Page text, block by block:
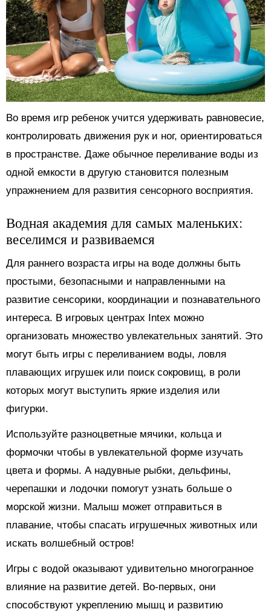
Во время игр ребенок учится удерживать равновесие,
контролировать движения рук и ног, ориентироваться
в пространстве. Даже обычное переливание воды из
одной емкости в другую становится полезным
упражнением для развития сенсорного восприятия.
Водная академия для самых маленьких:
веселимся и развиваемся
Для раннего возраста игры на воде должны быть
простыми, безопасными и направленными на
развитие сенсорики, координации и познавательного
интереса. В игровых центрах Intex можно
организовать множество увлекательных занятий. Это
могут быть игры с переливанием воды, ловля
плавающих игрушек или поиск сокровищ, в роли
которых могут выступить яркие изделия или
фигурки.
Используйте разноцветные мячики, кольца и
формочки чтобы в увлекательной форме изучать
цвета и формы. А надувные рыбки, дельфины,
черепашки и лодочки помогут узнать больше о
морской жизни. Малыш может отправиться в
плавание, чтобы спасать игрушечных животных или
искать волшебный остров!
Игры с водой оказывают удивительно многогранное
влияние на развитие детей. Во-первых, они
способствуют укреплению мышц и развитию